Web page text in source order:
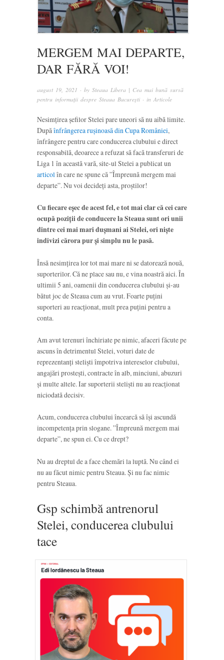
MERGEM MAI DEPARTE,
DAR FĂRĂ VOI!
august 19, 2021 · by Steaua Libera | Cea mai bună sursă
pentru informații despre Steaua București · in Articole
Nesimțirea șefilor Stelei pare uneori să nu aibă limite.
Dupăînfrângerea rușinoasă din Cupa României,
înfrângere pentru care conducerea clubului e direct
responsabilă, deoarece a refuzat să facă transferuri de
Liga 1 în această vară, site-ul Stelei a publicat un
articolîn care ne spune că ”Împreună mergem mai
departe”. Nu voi decideți asta, proștilor!
Cu fiecare eșec de acest fel, e tot mai clar că cei care
ocupă poziții de conducere la Steaua sunt ori unii
dintre cei mai mari dușmani ai Stelei, ori niște
indivizi cărora pur și simplu nu le pasă.
Însă nesimțirea lor tot mai mare ni se datorează nouă,
suporterilor. Că ne place sau nu, e vina noastră aici. În
ultimii 5 ani, oamenii din conducerea clubului și-au
bătut joc de Steaua cum au vrut. Foarte puțini
suporteri au reacționat, mult prea puțini pentru a
conta.
Am avut terenuri închiriate pe nimic, afaceri făcute pe
ascuns în detrimentul Stelei, voturi date de
reprezentanți steliști împotriva intereselor clubului,
angajări prostești, contracte în alb, minciuni, abuzuri
și multe altele. Iar suporterii steliști nu au reacționat
niciodată decisiv.
Acum, conducerea clubului încearcă să își ascundă
incompetența prin slogane. ”Împreună mergem mai
departe”, ne spun ei. Cu ce drept?
Nu au dreptul de a face chemări la luptă. Nu când ei
nu au făcut nimic pentru Steaua. Și nu fac nimic
pentru Steaua.
Gsp schimbă antrenorul
Stelei, conducerea clubului
tace